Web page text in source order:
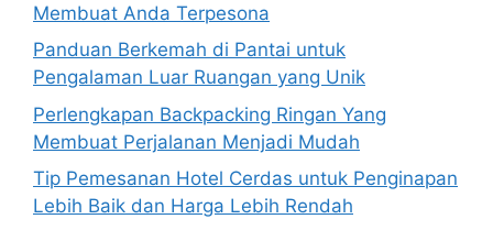
Membuat Anda Terpesona
Panduan Berkemah di Pantai untuk
Pengalaman Luar Ruangan yang Unik
Perlengkapan Backpacking Ringan Yang
Membuat Perjalanan Menjadi Mudah
Tip Pemesanan Hotel Cerdas untuk Penginapan
Lebih Baik dan Harga Lebih Rendah